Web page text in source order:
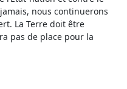
nous continuerons
La Terre doit être
pas de place pour la